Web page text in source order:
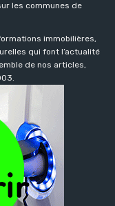
les communes de
immobilières,
qui font l’actualité
de nos articles,